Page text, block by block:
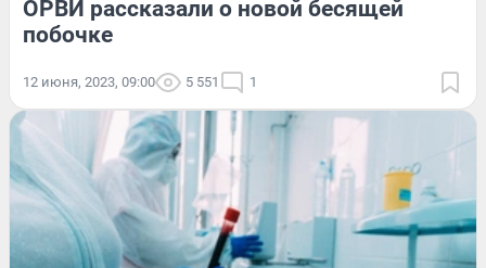
ОРВИ рассказали о новой бесящей
побочке
12 июня, 2023, 09:00 5 551 1